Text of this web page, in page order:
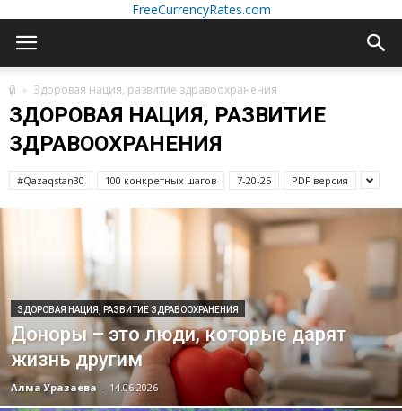
FreeCurrencyRates.com
үй Здоровая нация, развитие здравоохранения
ЗДОРОВАЯ НАЦИЯ, РАЗВИТИЕ
ЗДРАВООХРАНЕНИЯ
#Qazaqstan30 100 конкретных шагов 7-20-25 PDF версия
ЗДОРОВАЯ НАЦИЯ, РАЗВИТИЕ ЗДРАВООХРАНЕНИЯ
Доноры – это люди, которые дарят
жизнь другим
Алма Уразаева - 14.06.2026